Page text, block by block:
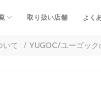
取り扱い店舗 よく
いて / YUGOC/ユーゴッ